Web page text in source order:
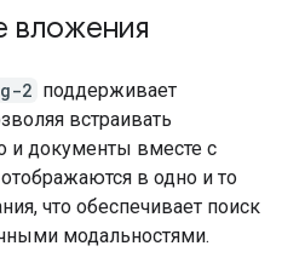
вложения
2 поддерживает
встраивать
и документы вместе с
в одно и то
что обеспечивает поиск
модальностями.